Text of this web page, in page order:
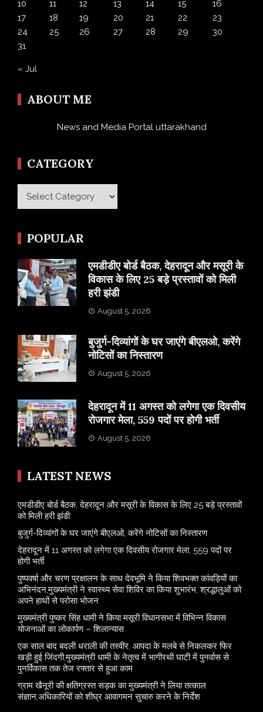
10
11 12 13 14 15
16
17
18 19 20 21 22
23
24
25 26 27 28 29
30
31
« Jul
ABOUT ME
News and Media Portal uttarakhand
CATEGORY
Category
POPULAR
एमडीडीए बोर्ड बैठक, देहरादून और मसूरी के
विकास के लिए 25 बड़े प्रस्तावों को मिली
हरी झंडी
August 5, 2026
बुजुर्ग-दिव्यांगों के घर जाएंगे बीएलओ, करेंगे
नोटिसों का निस्तारण
August 5, 2026
​देहरादून में 11 अगस्त को लगेगा एक दिवसीय
रोजगार मेला, 559 पदों पर होगी भर्ती
August 5, 2026
LATEST NEWS
एमडीडीए बोर्ड बैठक, देहरादून और मसूरी के विकास के लिए 25 बड़े प्रस्तावों
को मिली हरी झंडी
बुजुर्ग-दिव्यांगों के घर जाएंगे बीएलओ, करेंगे नोटिसों का निस्तारण
​देहरादून में 11 अगस्त को लगेगा एक दिवसीय रोजगार मेला, 559 पदों पर
होगी भर्ती
पुष्पवर्षा और चरण प्रक्षालन के साथ देवभूमि ने किया शिवभक्त कांवड़ियों का
अभिनंदन,मुख्यमंत्री ने स्वास्थ्य सेवा शिविर का किया शुभारंभ, श्रद्धालुओं को
अपने हाथों से परोसा भोजन
मुख्यमंत्री पुष्कर सिंह धामी ने किया मसूरी विधानसभा में विभिन्न विकास
योजनाओं का लोकार्पण – शिलान्यास
एक साल बाद बदली धराली की तस्वीर, आपदा के मलबे से निकलकर फिर
खड़ी हुई जिंदगी,मुख्यमंत्री धामी के नेतृत्व में भागीरथी घाटी में पुनर्वास से
पुनर्विकास तक तेज रफ्तार से हुआ काम
ग्राम खैनूरी की क्षतिग्रस्त सड़क का मुख्यमंत्री ने लिया तत्काल
संज्ञान,अधिकारियों को शीघ्र आवागमन सुचारु करने के निर्देश